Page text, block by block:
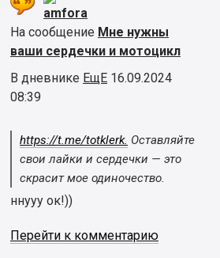
amfora
На сообщение Мне нужны
ваши сердечки и мотоцикл
В дневнике ЕщЕ 16.09.2024
08:39
https://t.me/totklerk. Оставляйте
свои лайки и сердечки — это
скрасит мое одиночество.
ннууу ок!))
Перейти к комментарию